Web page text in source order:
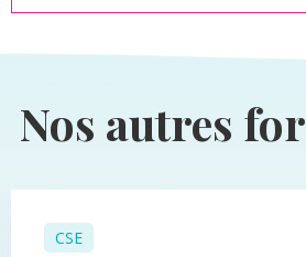
Nos autres
CSE